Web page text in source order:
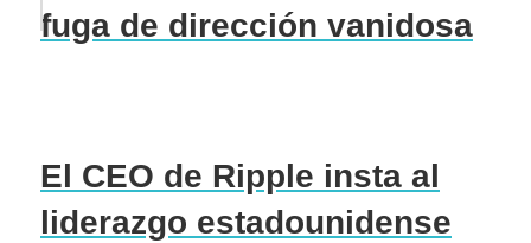
fuga de dirección vanidosa
El CEO de Ripple insta al
liderazgo estadounidense